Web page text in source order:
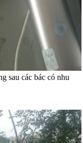
sau các bác có nhu